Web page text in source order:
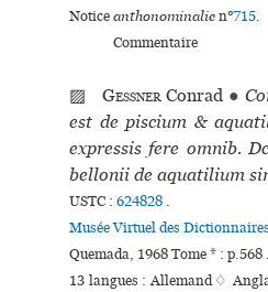
Noticeanthonominalien°715.
Commentaire
▨ Gessner Conrad ●
est de piscium &
expressis fere omnib.
bellonii de aquatilium
USTC : 624828 .
Musée Virtuel des
Quemada, 1968 Tome * : p.568 .
13 langues :Allemand ♢